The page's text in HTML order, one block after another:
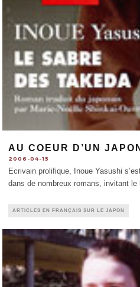
AU COEUR D’UN
2006-04-15
Ecrivain prolifique, Inoue Yasushi
dans de nombreux romans, invitant le
ARTICLES EN FRANÇAIS SUR LE JAPON